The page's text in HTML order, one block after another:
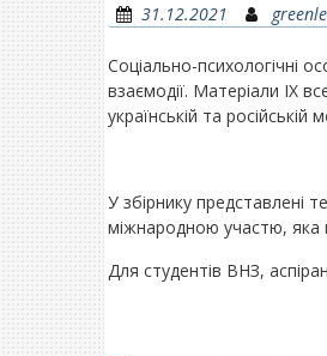
31.12.2021
Соціально-психологічні
взаємодії. Матеріали ІХ
українській та російській
У збірнику представлені
міжнародною участю, яка
Для студентів ВНЗ,